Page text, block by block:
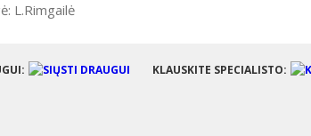
L.Rimgailė
KLAUSKITE SPECIALISTO: